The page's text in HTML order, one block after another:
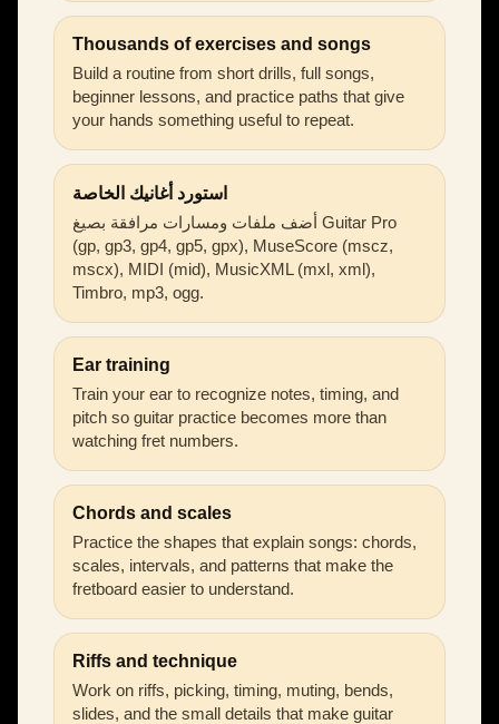
Thousands of exercises and songs
Build a routine from short drills, full songs,
beginner lessons, and practice paths that give
your hands something useful to repeat.
استورد أغانيك الخاصة
أضف ملفات ومسارات مرافقة بصيغ Guitar Pro
(gp, gp3, gp4, gp5, gpx), MuseScore (mscz,
mscx), MIDI (mid), MusicXML (mxl, xml),
Timbro, mp3, ogg.
Ear training
Train your ear to recognize notes, timing, and
pitch so guitar practice becomes more than
watching fret numbers.
Chords and scales
Practice the shapes that explain songs: chords,
scales, intervals, and patterns that make the
fretboard easier to understand.
Riffs and technique
Work on riffs, picking, timing, muting, bends,
slides, and the small details that make guitar